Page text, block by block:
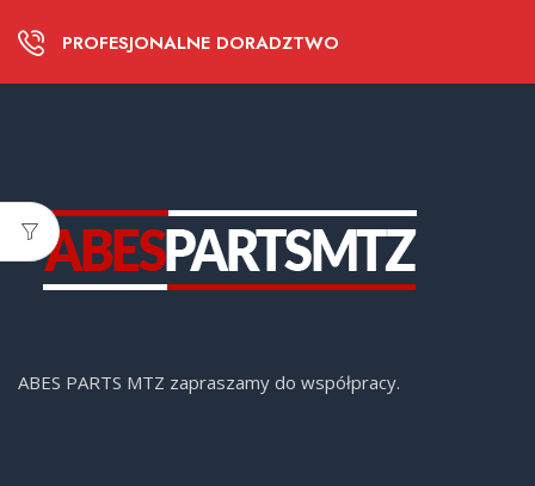
PROFESJONALNE DORADZTWO
ABES PARTS MTZ zapraszamy do współpracy.